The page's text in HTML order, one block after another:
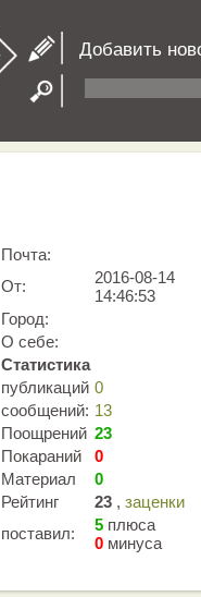
Добавить
Почта:
От:
2016-08-14
14:46:53
Город:
О себе:
Статистика
публикаций 0
сообщений: 13
Поощрений 23
Покараний
0
Материал
0
Рейтинг
23 , заценки
поставил:
5 плюса
0 минуса